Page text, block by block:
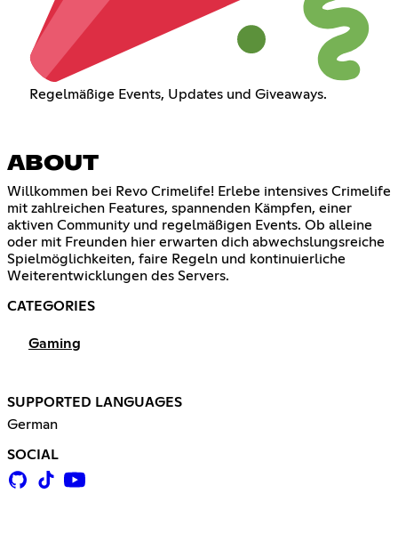
Regelmäßige Events, Updates und Giveaways.
ABOUT
Willkommen bei Revo Crimelife! Erlebe intensives Crimelife
mit zahlreichen Features, spannenden Kämpfen, einer
aktiven Community und regelmäßigen Events. Ob alleine
oder mit Freunden hier erwarten dich abwechslungsreiche
Spielmöglichkeiten, faire Regeln und kontinuierliche
Weiterentwicklungen des Servers.
CATEGORIES
Gaming
SUPPORTED LANGUAGES
German
SOCIAL